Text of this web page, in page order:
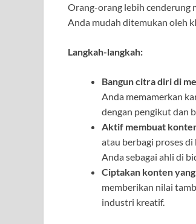
Orang-orang lebih cenderung
Anda mudah ditemukan oleh
Langkah-langkah:
Bangun citra diri di
Anda memamerkan
dengan pengikut dan
Aktif membuat
atau berbagi proses
Anda sebagai ahli di
Ciptakan konten
memberikan nilai
industri kreatif.